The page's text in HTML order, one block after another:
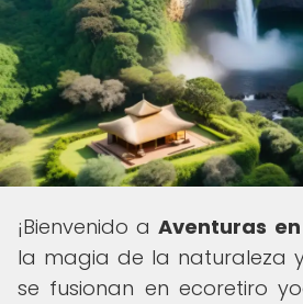
¡Bienvenido aAventuras
la magia de la naturaleza
se fusionan en ecoretiro